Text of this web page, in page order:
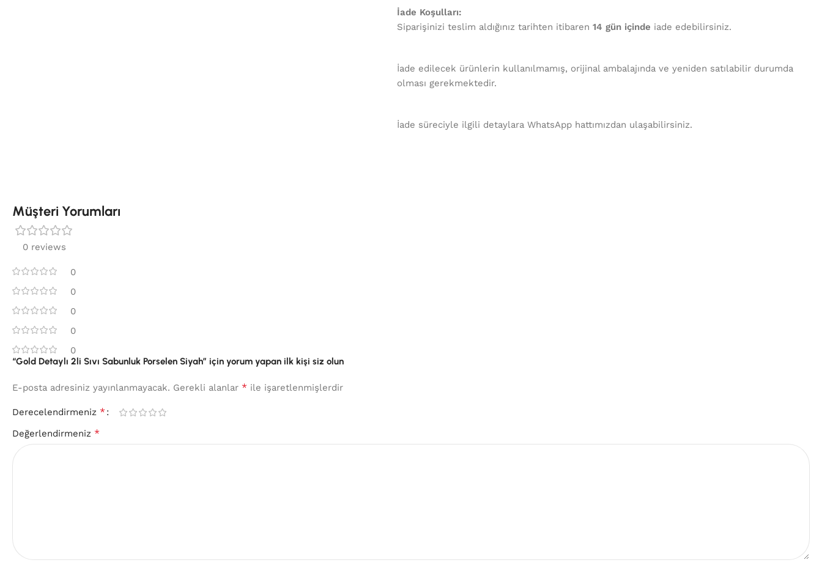
İade Koşulları:
Siparişinizi teslim aldığınız tarihten itibaren14 gün içinde iade edebilirsiniz.
İade edilecek ürünlerin kullanılmamış, orijinal ambalajında ve yeniden satılabilir durumda
olması gerekmektedir.
İade süreciyle ilgili detaylara WhatsApp hattımızdan ulaşabilirsiniz.
Müşteri Yorumları
0 reviews
0
0
0
0
0
“Gold Detaylı 2li Sıvı Sabunluk Porselen Siyah” için yorum yapan ilk kişi siz olun
E-posta adresiniz yayınlanmayacak. Gerekli alanlar * ile işaretlenmişlerdir
Derecelendirmeniz *
Değerlendirmeniz *